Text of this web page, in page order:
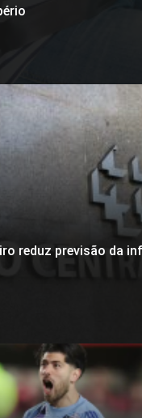
reduz previsão da